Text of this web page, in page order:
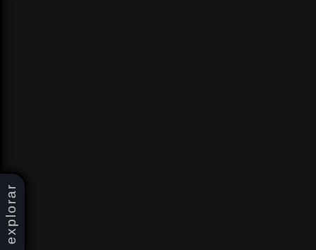
explorar